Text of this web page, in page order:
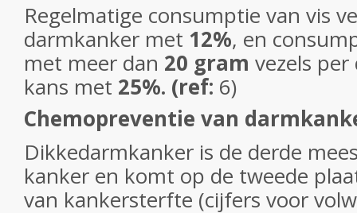
Regelmatige consumptie van vis
darmkanker met 12%, en
met meer dan 20 gram vezels
kans met 25%. (ref: 6)
Chemopreventie van
Dikkedarmkanker is de derde
kanker en komt op de tweede
van kankersterfte (cijfers voor